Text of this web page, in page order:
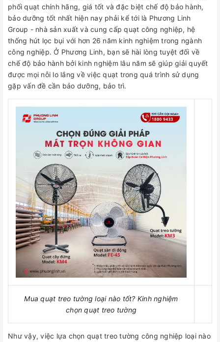
phối quạt chính hãng, giá tốt và đặc biệt chế độ bảo hành,
bảo dưỡng tốt nhất hiện nay phải kể tới là Phương Linh
Group - nhà sản xuất và cung cấp quạt công nghiệp, hệ
thống hút lọc bụi với hơn 26 năm kinh nghiệm trong ngành
công nghiệp. Ở Phương Linh, bạn sẽ hài lòng tuyệt đối về
chế độ bảo hành bởi kinh nghiệm lâu năm sẽ giúp giải quyết
được mọi nỗi lo lắng về việc quạt trong quá trình sử dụng
gặp vấn đề cần bảo dưỡng, bảo trì.
Mua quạt treo tường loại nào tốt? Kinh nghiệm
chọn quạt treo tường
Như vậy, việc lựa chọn quạt treo tường công nghiệp loại nào